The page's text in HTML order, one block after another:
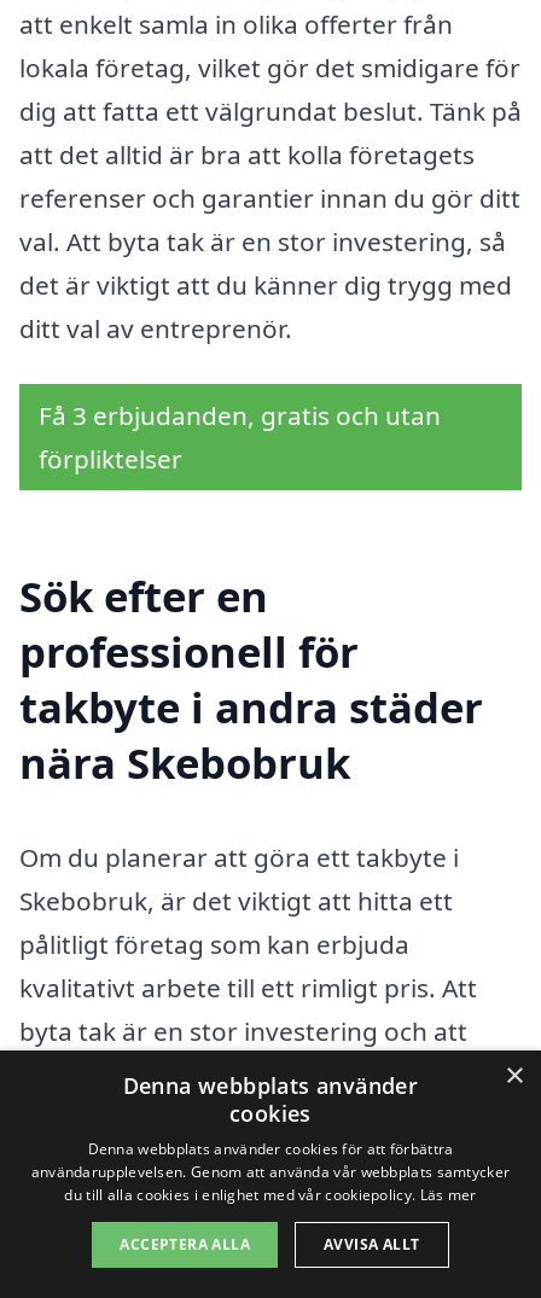
att enkelt samla in olika offerter från
lokala företag, vilket gör det smidigare för
dig att fatta ett välgrundat beslut. Tänk på
att det alltid är bra att kolla företagets
referenser och garantier innan du gör ditt
val. Att byta tak är en stor investering, så
det är viktigt att du känner dig trygg med
ditt val av entreprenör.
Få 3 erbjudanden, gratis och utan
förpliktelser
Sök efter en
professionell för
takbyte i andra städer
nära Skebobruk
Om du planerar att göra ett takbyte i
Skebobruk, är det viktigt att hitta ett
pålitligt företag som kan erbjuda
kvalitativt arbete till ett rimligt pris. Att
byta tak är en stor investering och att
välja rätt hantverkare kan göra stor
skillnad för både hållbarhet och utseende.
För att underlätta din sökning kan du
även överväga företag som är
verksamma i närliggande städer. Här är
×
Denna webbplats använder
cookies
Denna webbplats använder cookies för att förbättra
användarupplevelsen. Genom att använda vår webbplats samtycker
du till alla cookies i enlighet med vår cookiepolicy. Läs mer
ACCEPTERA ALLA AVVISA ALLT